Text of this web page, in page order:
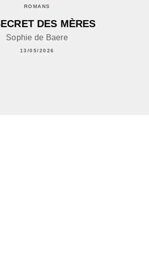
ROMANS
DES MÈRES
Sophie de Baere
13/05/2026